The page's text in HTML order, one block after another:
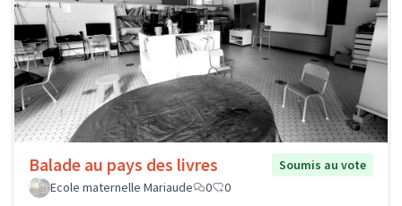
Balade au pays des livres
Soumis au vote
Ecole maternelle Mariaude
0 0